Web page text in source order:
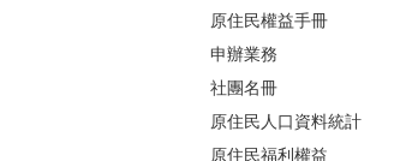
原住民權益手冊
申辦業務
社團名冊
原住民人口資料統計
原住民福利權益